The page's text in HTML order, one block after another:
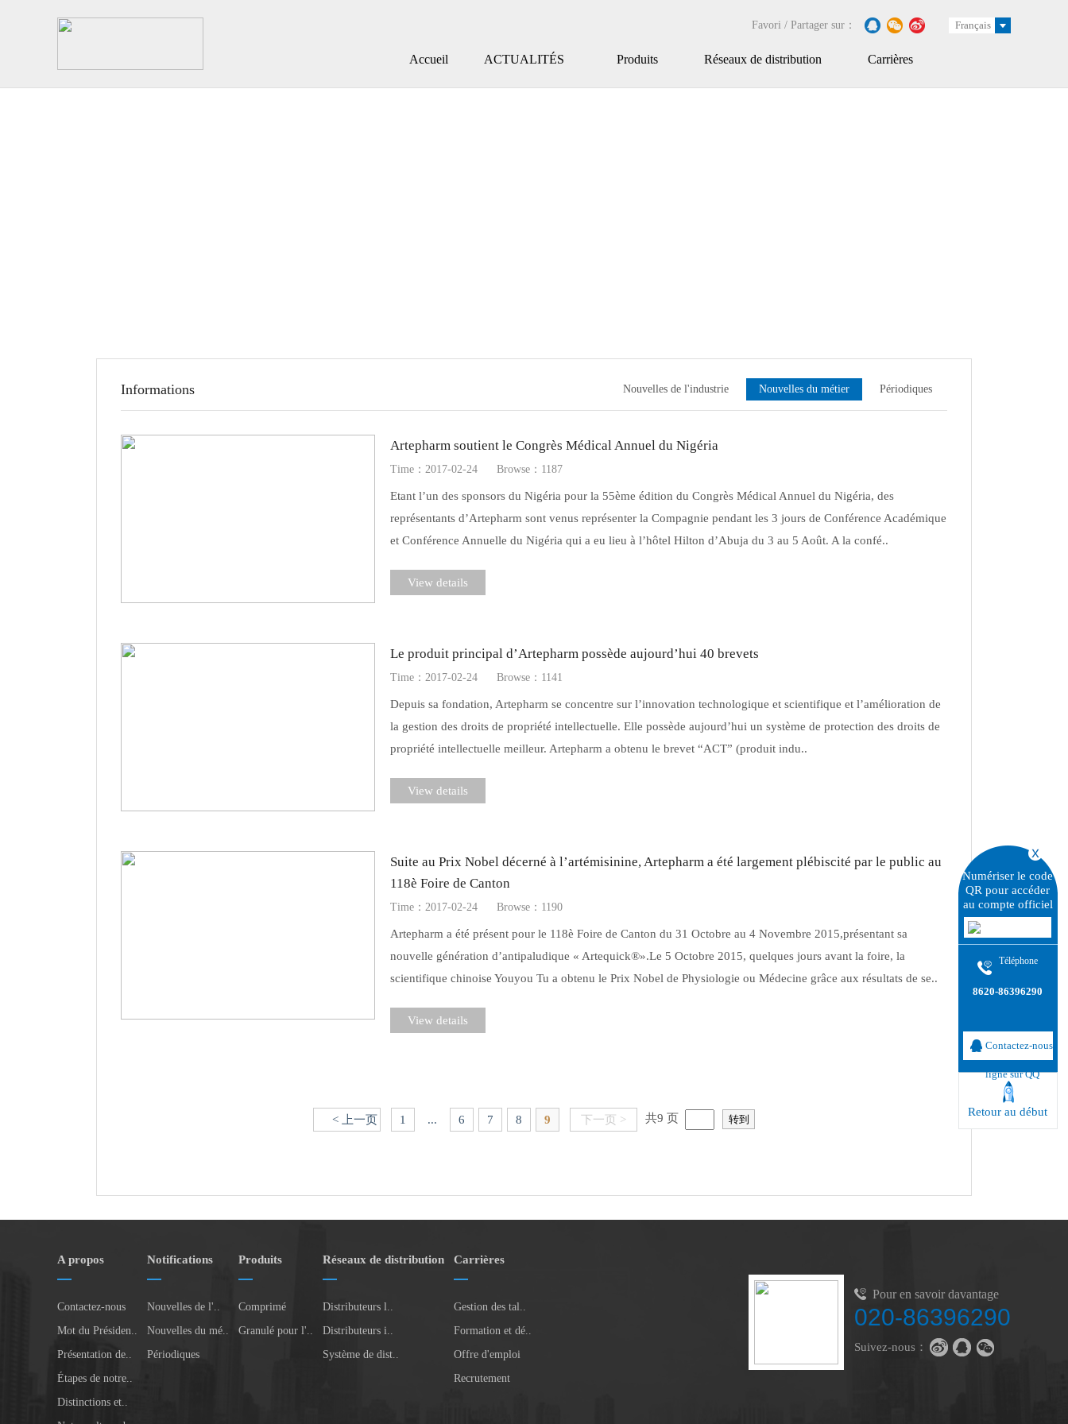
Favori / Partager sur： Français
Accueil ACTUALITÉS Produits Réseaux de distribution Carrières
Informations Nouvelles de l'industrie Nouvelles du métier Périodiques
Artepharm soutient le Congrès Médical Annuel du Nigéria
Time：2017-02-24 Browse：1187
Etant l’un des sponsors du Nigéria pour la 55ème édition du Congrès Médical Annuel du Nigéria, des
représentants d’Artepharm sont venus représenter la Compagnie pendant les 3 jours de Conférence Académique
et Conférence Annuelle du Nigéria qui a eu lieu à l’hôtel Hilton d’Abuja du 3 au 5 Août. A la confé..
View details
Le produit principal d’Artepharm possède aujourd’hui 40 brevets
Time：2017-02-24 Browse：1141
Depuis sa fondation, Artepharm se concentre sur l’innovation technologique et scientifique et l’amélioration de
la gestion des droits de propriété intellectuelle. Elle possède aujourd’hui un système de protection des droits de
propriété intellectuelle meilleur. Artepharm a obtenu le brevet “ACT” (produit indu..
View details
Suite au Prix Nobel décerné à l’artémisinine, Artepharm a été largement plébiscité par le public au
118è Foire de Canton
Time：2017-02-24 Browse：1190
Artepharm a été présent pour le 118è Foire de Canton du 31 Octobre au 4 Novembre 2015,présentant sa
nouvelle génération d’antipaludique « Artequick®».Le 5 Octobre 2015, quelques jours avant la foire, la
scientifique chinoise Youyou Tu a obtenu le Prix Nobel de Physiologie ou Médecine grâce aux résultats de se..
View details
< 上一页 1 ... 6 7 8 9 下一页 > 共9 页
A propos
Contactez-nous
Mot du Présiden..
Présentation de..
Étapes de notre..
Distinctions et..
Notifications
Nouvelles de l'..
Nouvelles du mé..
Périodiques
Produits
Comprimé
Granulé pour l'..
Réseaux de distribution
Distributeurs l..
Distributeurs i..
Système de dist..
Carrières
Gestion des tal..
Formation et dé..
Offre d'emploi
Recrutement
Pour en savoir davantage
020-86396290
Suivez-nous：
Numériser le code
QR pour accéder
au compte officiel
Téléphone
8620-86396290
Contactez-nous
ligne sur QQ
Retour au début